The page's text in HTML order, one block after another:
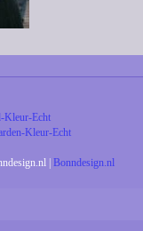
Kleur-Echt
Kleur-Echt
| Bonndesign.nl